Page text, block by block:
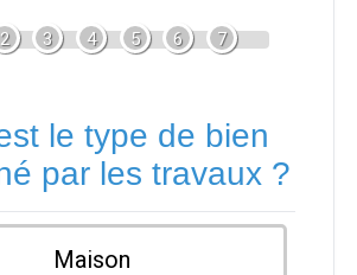
2 3 4 5 6 7
le type de bien
par les travaux ?
Maison